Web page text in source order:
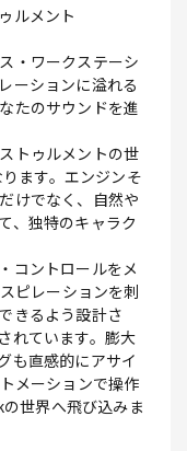
ルメント
・ワークステーシ
ーションに溢れる
たのサウンドを進
トゥルメントの世
ます。エンジンそ
けでなく、自然や
、独特のキャラク
コントロールをメ
ピレーションを刺
きるよう設計さ
れています。膨大
も直感的にアサイ
メーションで操作
世界へ飛び込みま